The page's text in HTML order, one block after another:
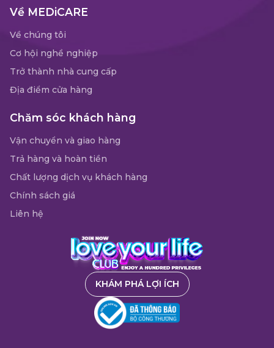
Về MEDiCARE
Về chúng tôi
Cơ hội nghề nghiệp
Trở thành nhà cung cấp
Địa điểm cửa hàng
Chăm sóc khách hàng
Vận chuyển và giao hàng
Trả hàng và hoàn tiền
Chất lượng dịch vụ khách hàng
Chính sách giá
Liên hệ
KHÁM PHÁ LỢI ÍCH